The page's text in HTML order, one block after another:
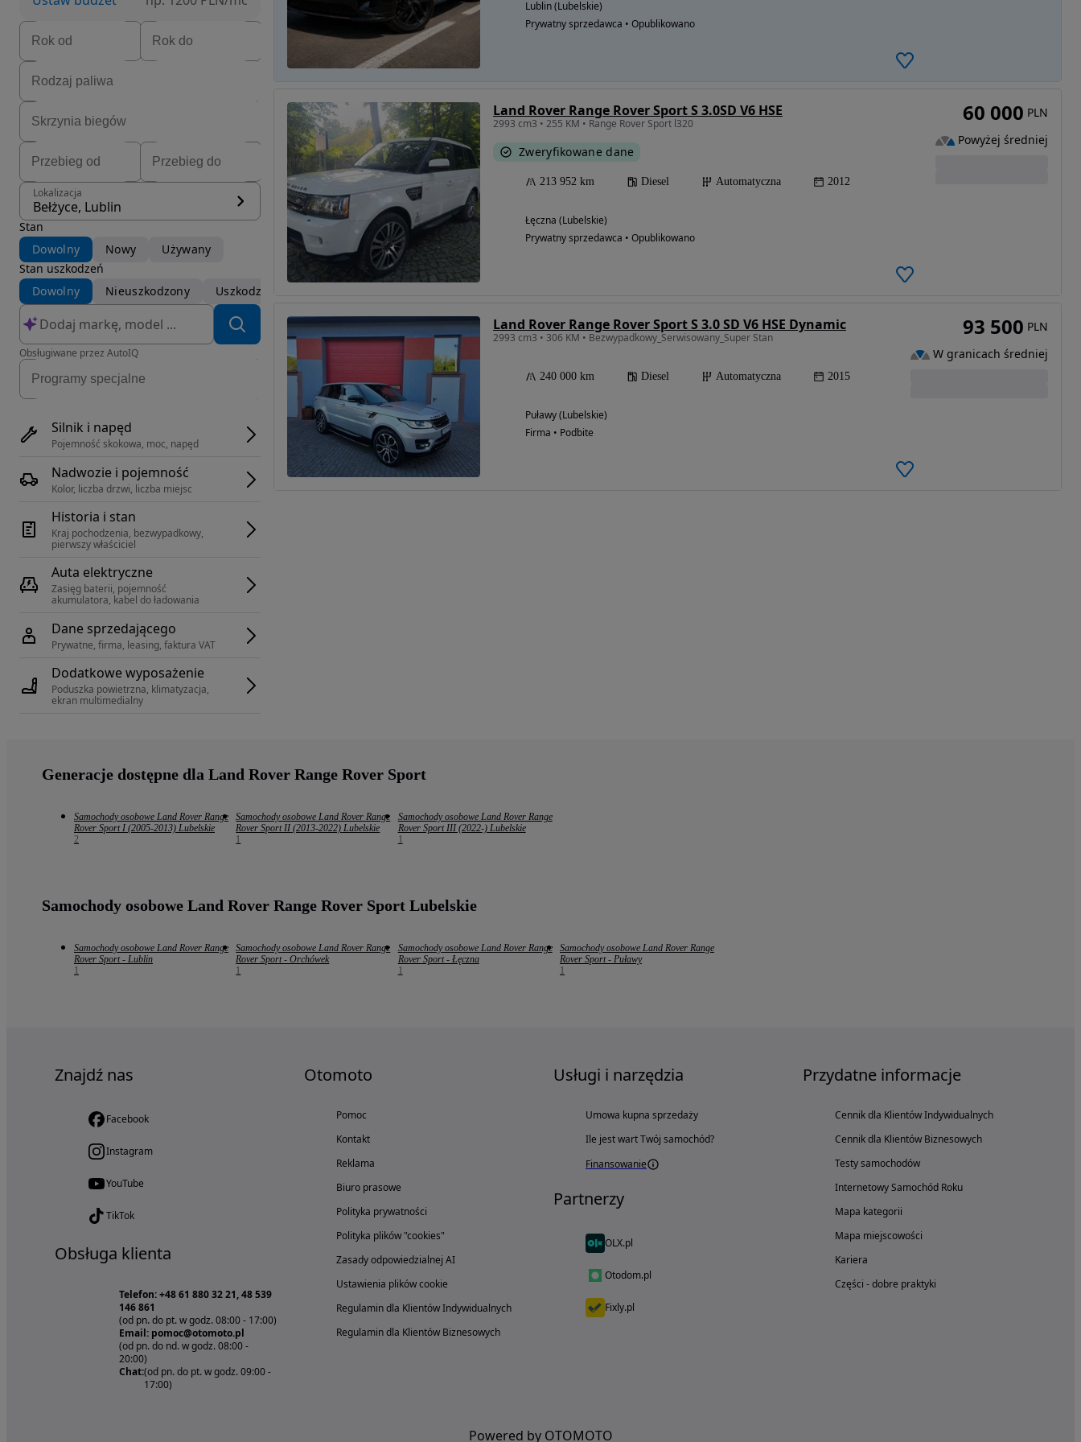
Lokalizacja
Bełżyce, Lublin
Stan
Dowolny
Nowy
Używany
Stan uszkodzeń
Dowolny
Nieuszkodzony Uszkodzony
Obsługiwane przez AutoIQ
Silnik i napęd
Pojemność skokowa, moc, napęd
Nadwozie i pojemność
Kolor, liczba drzwi, liczba miejsc
Historia i stan
Kraj pochodzenia, bezwypadkowy,
pierwszy właściciel
Auta elektryczne
Zasięg baterii, pojemność
akumulatora, kabel do ładowania
Dane sprzedającego
Prywatne, firma, leasing, faktura VAT
Dodatkowe wyposażenie
Poduszka powietrzna, klimatyzacja,
ekran multimedialny
Lublin (Lubelskie)
Prywatny sprzedawca • Opublikowano
Land Rover Range Rover Sport S 3.0SD V6 HSE
2993 cm3 • 255 KM • Range Rover Sport l320
Zweryfikowane dane
213 952 km Diesel Automatyczna 2012
Łęczna (Lubelskie)
Prywatny sprzedawca • Opublikowano
60 000 PLN
Powyżej średniej
Land Rover Range Rover Sport S 3.0 SD V6 HSE Dynamic
2993 cm3 • 306 KM • Bezwypadkowy_Serwisowany_Super Stan
240 000 km Diesel Automatyczna 2015
Puławy (Lubelskie)
Firma • Podbite
93 500 PLN
W granicach średniej
Generacje dostępne dla Land Rover Range Rover Sport
Samochody osobowe Land Rover Range
Rover Sport I (2005-2013) Lubelskie
2
Samochody osobowe Land Rover Range
Rover Sport II (2013-2022) Lubelskie
1
Samochody osobowe Land Rover Range
Rover Sport III (2022-) Lubelskie
1
Samochody osobowe Land Rover Range Rover Sport Lubelskie
Samochody osobowe Land Rover Range
Rover Sport - Lublin
1
Samochody osobowe Land Rover Range
Rover Sport - Orchówek
1
Samochody osobowe Land Rover Range
Rover Sport - Łęczna
1
Samochody osobowe Land Rover Range
Rover Sport - Puławy
1
Znajdź nas
Facebook
Instagram
YouTube
TikTok
Obsługa klienta
Telefon: +48 61 880 32 21, 48 539
146 861
(od pn. do pt. w godz. 08:00 - 17:00)
Email: pomoc@otomoto.pl
(od pn. do nd. w godz. 08:00 -
20:00)
Chat:(od pn. do pt. w godz. 09:00 -
17:00)
Otomoto
Pomoc
Kontakt
Reklama
Biuro prasowe
Polityka prywatności
Polityka plików "cookies"
Zasady odpowiedzialnej AI
Ustawienia plików cookie
Regulamin dla Klientów Indywidualnych
Regulamin dla Klientów Biznesowych
Usługi i narzędzia
Umowa kupna sprzedaży
Ile jest wart Twój samochód?
Finansowanie
Partnerzy
OLX.pl
Otodom.pl
Fixly.pl
Przydatne informacje
Cennik dla Klientów Indywidualnych
Cennik dla Klientów Biznesowych
Testy samochodów
Internetowy Samochód Roku
Mapa kategorii
Mapa miejscowości
Kariera
Części - dobre praktyki
Powered by OTOMOTO